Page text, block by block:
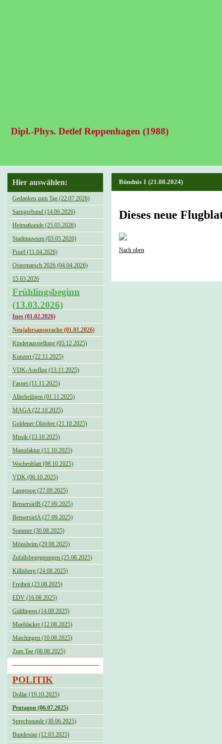
Dipl.-Phys. Detlef Reppenhagen (1988)
Hier auswählen:
Gedanken zum Tag (22.07.2026)
Saengerbund (14.06.2026)
Heimatkunde (25.05.2026)
Stadtmuseum (03.05.2026)
Pruef (11.04.2026)
Ostermarsch 2026 (04.04.2026)
15.03.2026
Frühlingsbeginn
(13.03.2026)
Ines (01.02.2026)
Neujahrsansprache (01.01.2026)
Kinderausstellung (05.12.2025)
Konzert (22.11.2025)
VDK-Ausflug (13.11.2025)
Fasnet (11.11.2025)
Allerheiligen (01.11.2025)
MAGA (22.10.2025)
Goldener Oktober (21.10.2025)
Musik (13.10.2025)
Manufaktur (11.10.2025)
Wochenblatt (08.10.2025)
VDK (06.10.2025)
Langeoog (27.09.2025)
BensersielB (27.09.2025)
BensersielA (27.09.2025)
Sommer (30.08.2025)
Mönsheim (29.08.2025)
Zufallsbegegnungen (25.08.2025)
Killisberg (24.08.2025)
Freiheit (23.08.2025)
EDV (16.08.2025)
Gültlingen (14.08.2025)
Muehlacker (12.08.2025)
Maichingen (10.08.2025)
Zum Tag (08.08.2025)
POLITIK
Dollar (19.10.2025)
Pentagon (06.07.2025)
Sprechstunde (30.06.2025)
Bundestag (12.03.2025)
Bündnis 1 (21.08.2024)
Dieses neue
Nach oben